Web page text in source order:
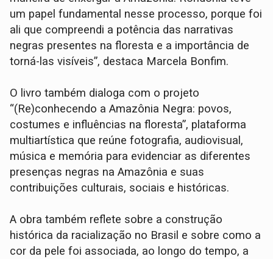
um papel fundamental nesse processo, porque foi
ali que compreendi a potência das narrativas
negras presentes na floresta e a importância de
torná-las visíveis”, destaca Marcela Bonfim.
O livro também dialoga com o projeto
“(Re)conhecendo a Amazônia Negra: povos,
costumes e influências na floresta”, plataforma
multiartística que reúne fotografia, audiovisual,
música e memória para evidenciar as diferentes
presenças negras na Amazônia e suas
contribuições culturais, sociais e históricas.
A obra também reflete sobre a construção
histórica da racialização no Brasil e sobre como a
cor da pele foi associada, ao longo do tempo, a